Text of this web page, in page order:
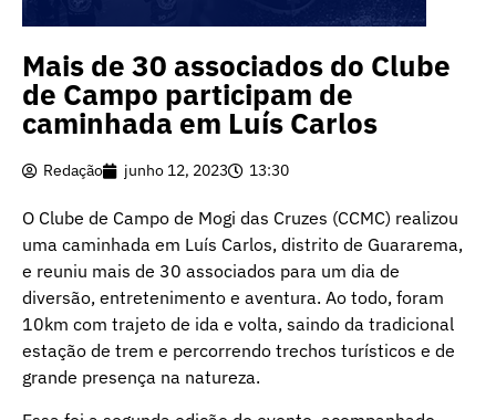
Mais de 30 associados do Clube
de Campo participam de
caminhada em Luís Carlos
Redação junho 12, 2023 13:30
O Clube de Campo de Mogi das Cruzes (CCMC) realizou
uma caminhada em Luís Carlos, distrito de Guararema,
e reuniu mais de 30 associados para um dia de
diversão, entretenimento e aventura. Ao todo, foram
10km com trajeto de ida e volta, saindo da tradicional
estação de trem e percorrendo trechos turísticos e de
grande presença na natureza.